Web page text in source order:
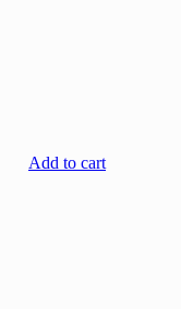
Add to cart